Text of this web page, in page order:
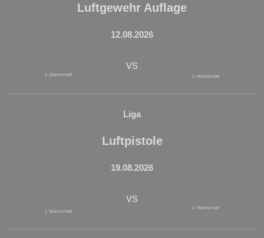
Luftgewehr Auflage
12.08.2026
1. Mannschaft
vs
1. Mannschaft
Liga
Luftpistole
19.08.2026
1. Mannschaft
vs
1. Mannschaft